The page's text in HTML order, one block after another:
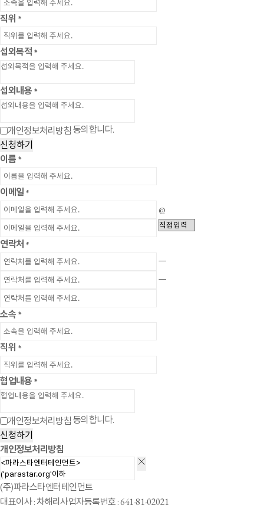
직위 *
섭외목적*
섭외내용*
개인정보처리방침동의합니다.
신청하기
이름*
이메일*
@
연락처*
ㅡ
ㅡ
소속*
직위 *
협업내용*
개인정보처리방침동의합니다.
신청하기
개인정보처리방침
(주)파라스타엔터테인먼트
대표이사 : 차해리사업자등록번호 : 641-81-02021